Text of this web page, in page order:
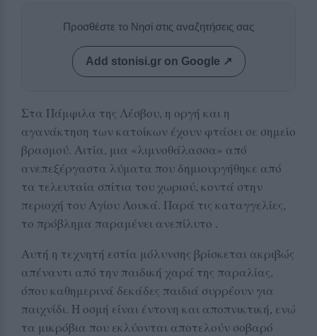
Προσθέστε το Νησί στις αναζητήσεις σας
Add stonisi.gr on Google ↗
Στα Πάμφιλα της Λέσβου, η οργή και η
αγανάκτηση των κατοίκων έχουν φτάσει σε σημείο
βρασμού. Αιτία, μια «λιμνοθάλασσα» από
ανεπεξέργαστα λύματα που δημιουργήθηκε από
τα τελευταία σπίτια του χωριού, κοντά στην
περιοχή του Αγίου Λουκά. Παρά τις καταγγελίες,
το πρόβλημα παραμένει ανεπίλυτο .
Αυτή η τεχνητή εστία μόλυνσης βρίσκεται ακριβώς
απέναντι από την παιδική χαρά της παραλίας,
όπου καθημερινά δεκάδες παιδιά συρρέουν για
παιχνίδι. Η οσμή είναι έντονη και αποπνικτική, ενώ
τα μικρόβια που εκλύονται αποτελούν σοβαρό